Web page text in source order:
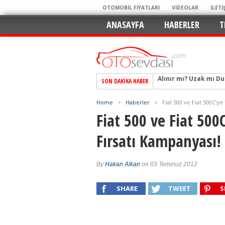
OTOMOBİL FİYATLARI VİDEOLAR
ANASAYFA HABERLER
SON DAKIKA HABER
Alpine A290 GTS:
Mercedes-Benz
Keskin Hatlar, GR
Geleceğin Kompakt
Pazarın Lideri,
Hem Şehirli Hem
Alınır mı? Uzak mı
Home > Haberler > Fiat 500 ve Fiat
Fiat 500 ve Fiat
Fırsatı Kampanyası!
ByHakan Alkan on 03 Temmuz 2012
SHARE TWEET